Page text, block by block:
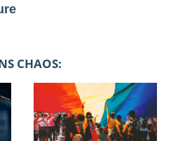
CHAOS: